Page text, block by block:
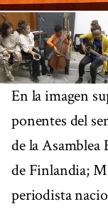
En la imagen
ponentes del
de la Asamblea
de Finlandia;
periodista